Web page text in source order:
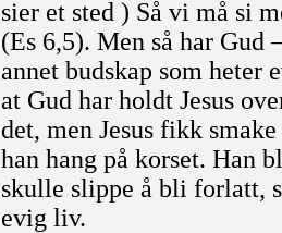
sier et sted ) Så vi må si
(Es 6,5). Men så har Gud
annet budskap som heter
at Gud har holdt Jesus
det, men Jesus fikk
han hang på korset. Han
skulle slippe å bli forlatt,
evig liv.